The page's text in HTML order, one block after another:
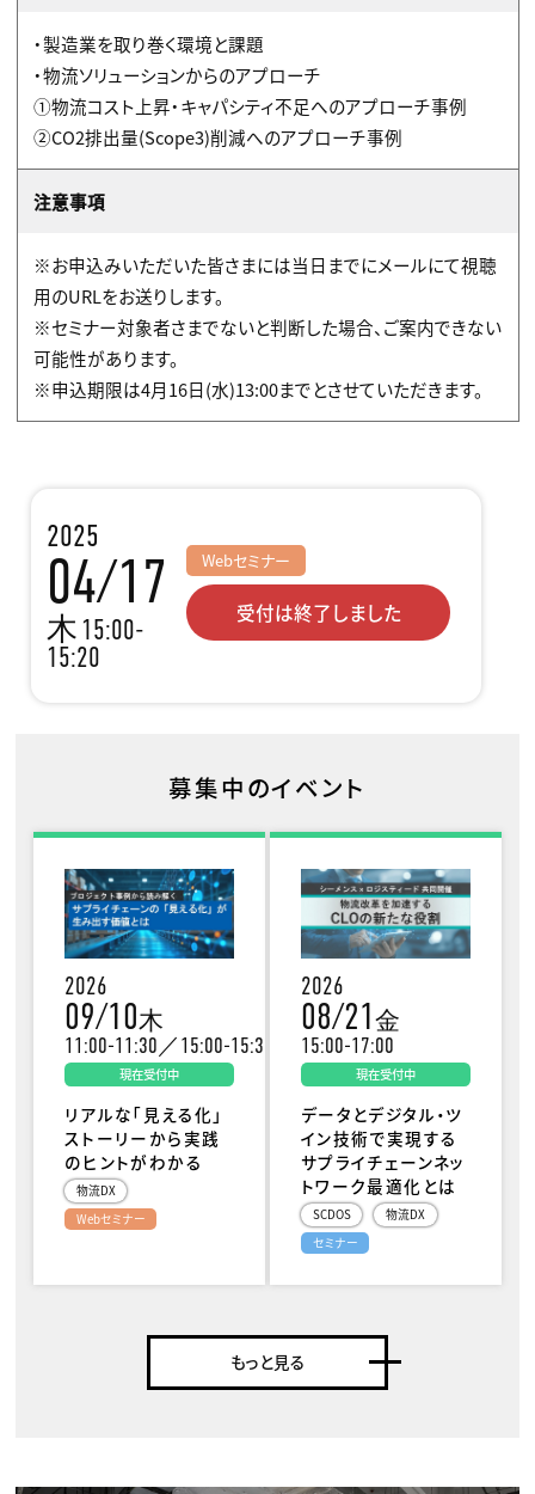
・製造業を取り巻く環境と課題
・物流ソリューションからのアプローチ
①物流コスト上昇・キャパシティ不足へのアプローチ事例
②CO2排出量(Scope3)削減へのアプローチ事例
注意事項
※お申込みいただいた皆さまには当日までにメールにて視聴
用のURLをお送りします。
※セミナー対象者さまでないと判断した場合、ご案内できない
可能性があります。
※申込期限は4月16日(水)13:00までとさせていただきます。
2025
04/17
木15:00-
15:20
Webセミナー
受付は終了しました
募集中のイベント
2026
09/10木
11:00-11:30／15:00-15:30
現在受付中
リアルな「見える化」
ストーリーから実践
のヒントがわかる
物流DX
Webセミナー
2026
08/21金
15:00-17:00
現在受付中
データとデジタル・ツ
イン技術で実現する
サプライチェーンネッ
トワーク最適化とは
SCDOS
物流DX
セミナー
もっと見る